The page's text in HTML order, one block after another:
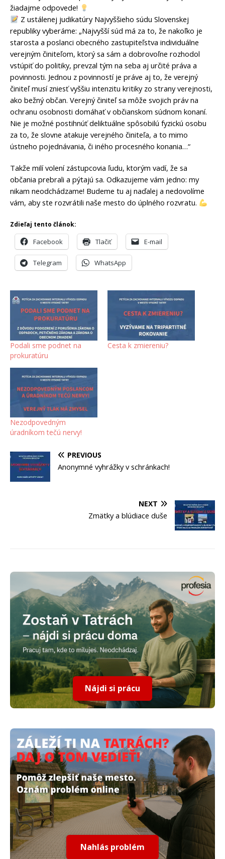
žiadajme odpovede!
Z ustálenej judikatúry Najvyššieho súdu Slovenskej
republiky vyberáme: „Najvyšší súd má za to, že nakoľko je
starosta a poslanci obecného zastupiteľstva individuálne
verejným činiteľom, ktorý sa sám a dobrovoľne rozhodol
vstúpiť do politiky, prevzal tým na seba aj určité práva a
povinnosti. Jednou z povinností je práve aj to, že verejný
činiteľ musí zniesť vyššiu intenzitu kritiky zo strany verejnosti,
ako bežný občan. Verejný činiteľ sa môže svojich práv na
ochranu osobnosti domáhať v občianskom súdnom konaní.
Nie je možné postihnúť deliktuálne spôsobilú fyzickú osobu
za to, že slovne atakuje verejného činiteľa, a to mimo
ústneho pojednávania, či iného procesného konania…“
Takže milí volení zástupcovia ľudu, ktorým vadí, že sa
občania prebrali a pýtajú sa. Odkazujeme vám jedno: my
nikam neodchádzame! Budeme tu aj naďalej a nedovolíme
vám, aby ste rozvrátili naše mesto do úplného rozvratu.
Zdieľaj tento článok:
Facebook Tlačiť E-mail
Telegram WhatsApp
Podali sme podnet na
prokuratúru
Cesta k zmiereniu?
Nezodpovedným
úradníkom tečú nervy!
PREVIOUS
Anonymné vyhrážky v schránkach!
NEXT
Zmätky a blúdiace duše
Nájdi si prácu
Nahlás problém